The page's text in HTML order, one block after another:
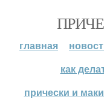
главная
как
прически и